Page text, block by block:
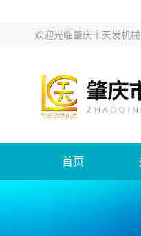
欢迎光临肇庆市天发机
首页